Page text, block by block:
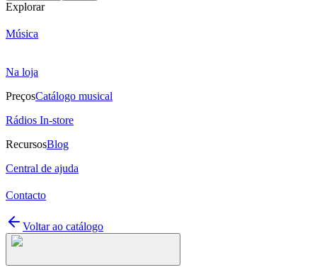
Explorar
Música
Na loja
PreçosCatálogo musical
Rádios In-store
RecursosBlog
Central de ajuda
Contacto
Voltar ao catálogo